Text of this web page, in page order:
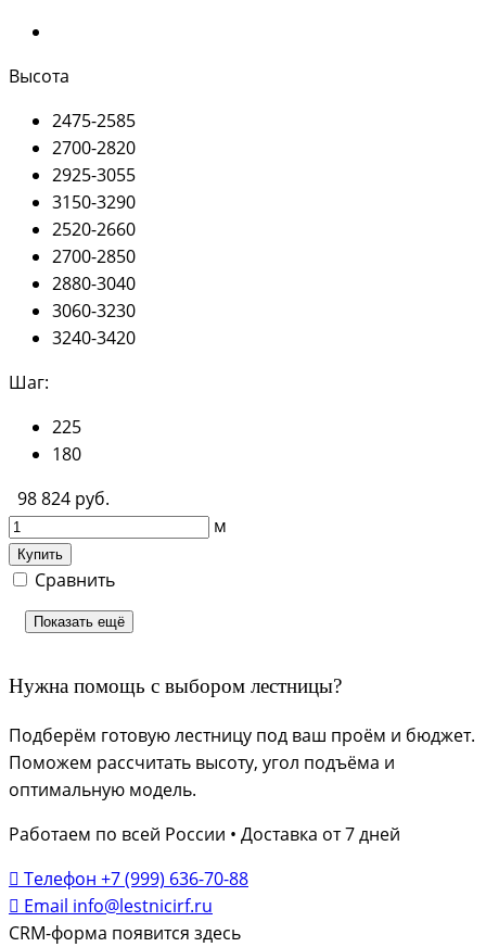
Высота
2475-2585
2700-2820
2925-3055
3150-3290
2520-2660
2700-2850
2880-3040
3060-3230
3240-3420
Шаг:
225
180
98 824 руб.
м
Купить
Сравнить
Показать ещё
Нужна помощь с выбором лестницы?
Подберём готовую лестницу под ваш проём и бюджет.
Поможем рассчитать высоту, угол подъёма и
оптимальную модель.
Работаем по всей России • Доставка от 7 дней
Телефон +7 (999) 636-70-88
Email info@lestnicirf.ru
CRM-форма появится здесь